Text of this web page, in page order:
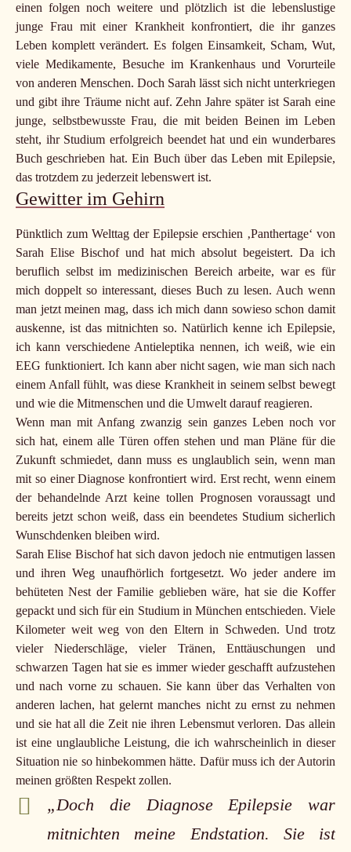
einen folgen noch weitere und plötzlich ist die lebenslustige
junge Frau mit einer Krankheit konfrontiert, die ihr ganzes
Leben komplett verändert. Es folgen Einsamkeit, Scham, Wut,
viele Medikamente, Besuche im Krankenhaus und Vorurteile
von anderen Menschen. Doch Sarah lässt sich nicht unterkriegen
und gibt ihre Träume nicht auf. Zehn Jahre später ist Sarah eine
junge, selbstbewusste Frau, die mit beiden Beinen im Leben
steht, ihr Studium erfolgreich beendet hat und ein wunderbares
Buch geschrieben hat. Ein Buch über das Leben mit Epilepsie,
das trotzdem zu jederzeit lebenswert ist.
Gewitter im Gehirn
Pünktlich zum Welttag der Epilepsie erschien ‚Panthertage‘ von
Sarah Elise Bischof und hat mich absolut begeistert. Da ich
beruflich selbst im medizinischen Bereich arbeite, war es für
mich doppelt so interessant, dieses Buch zu lesen. Auch wenn
man jetzt meinen mag, dass ich mich dann sowieso schon damit
auskenne, ist das mitnichten so. Natürlich kenne ich Epilepsie,
ich kann verschiedene Antieleptika nennen, ich weiß, wie ein
EEG funktioniert. Ich kann aber nicht sagen, wie man sich nach
einem Anfall fühlt, was diese Krankheit in seinem selbst bewegt
und wie die Mitmenschen und die Umwelt darauf reagieren.
Wenn man mit Anfang zwanzig sein ganzes Leben noch vor
sich hat, einem alle Türen offen stehen und man Pläne für die
Zukunft schmiedet, dann muss es unglaublich sein, wenn man
mit so einer Diagnose konfrontiert wird. Erst recht, wenn einem
der behandelnde Arzt keine tollen Prognosen voraussagt und
bereits jetzt schon weiß, dass ein beendetes Studium sicherlich
Wunschdenken bleiben wird.
Sarah Elise Bischof hat sich davon jedoch nie entmutigen lassen
und ihren Weg unaufhörlich fortgesetzt. Wo jeder andere im
behüteten Nest der Familie geblieben wäre, hat sie die Koffer
gepackt und sich für ein Studium in München entschieden. Viele
Kilometer weit weg von den Eltern in Schweden. Und trotz
vieler Niederschläge, vieler Tränen, Enttäuschungen und
schwarzen Tagen hat sie es immer wieder geschafft aufzustehen
und nach vorne zu schauen. Sie kann über das Verhalten von
anderen lachen, hat gelernt manches nicht zu ernst zu nehmen
und sie hat all die Zeit nie ihren Lebensmut verloren. Das allein
ist eine unglaubliche Leistung, die ich wahrscheinlich in dieser
Situation nie so hinbekommen hätte. Dafür muss ich der Autorin
meinen größten Respekt zollen.
„Doch die Diagnose Epilepsie war
mitnichten meine Endstation. Sie ist